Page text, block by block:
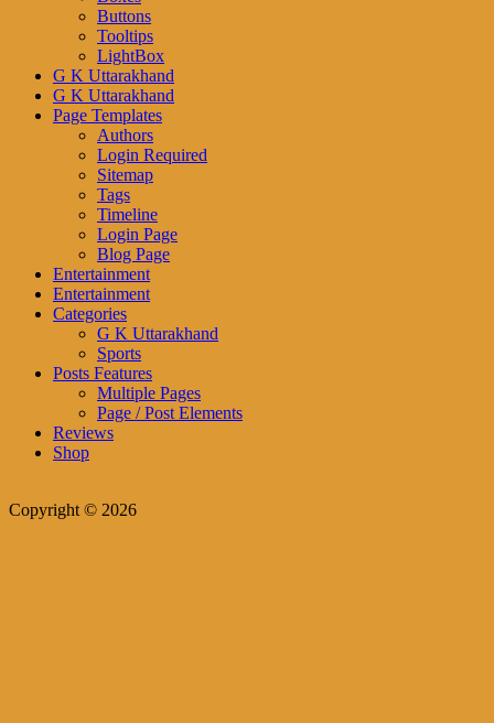
Buttons
Tooltips
LightBox
G K Uttarakhand
G K Uttarakhand
Page Templates
Authors
Login Required
Sitemap
Tags
Timeline
Login Page
Blog Page
Entertainment
Entertainment
Categories
G K Uttarakhand
Sports
Posts Features
Multiple Pages
Page / Post Elements
Reviews
Shop
Copyright © 2026